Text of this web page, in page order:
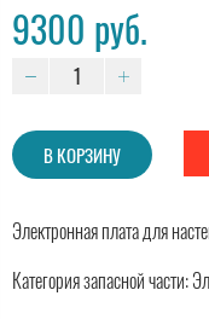
9300 руб.
В КОРЗИНУ
Электронная плата для
Категория запасной части: